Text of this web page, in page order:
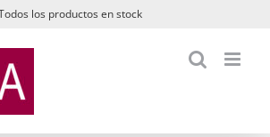
los productos en stock